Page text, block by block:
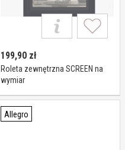
199,90 zł
Roleta zewnętrzna SCREEN na
wymiar
Allegro